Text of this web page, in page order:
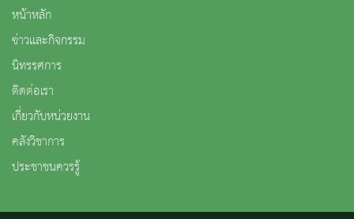
หน้าหลัก
ข่าวและกิจกรรม
นิทรรศการ
ติดต่อเรา
เกี่ยวกับหน่วยงาน
คลังวิชาการ
ประชาชนควรรู้